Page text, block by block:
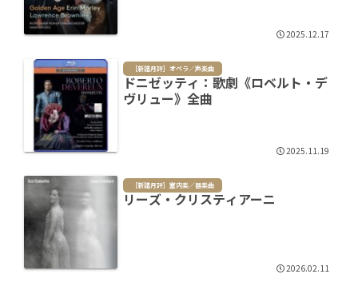
2025.12.17
［新譜月評］オペラ／声楽曲
ドニゼッティ：歌劇《ロベルト・デ
ヴリュー》全曲
2025.11.19
［新譜月評］室内楽／器楽曲
リーズ・クリスティアーニ
2026.02.11